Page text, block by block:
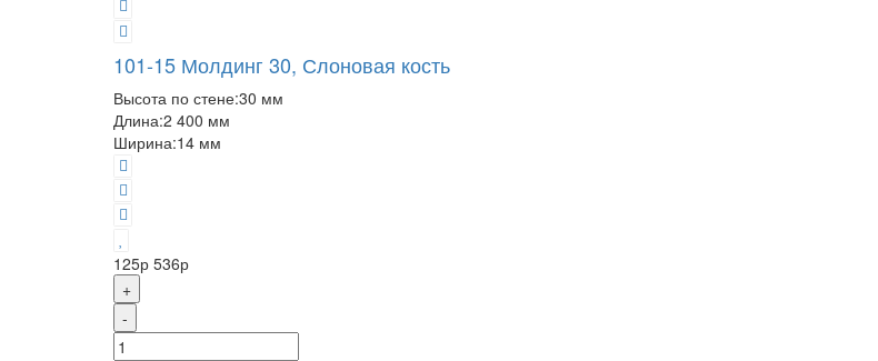
101-15 Молдинг 30, Слоновая кость
Высота по стене:30 мм
Длина:2 400 мм
Ширина:14 мм
125р 536р
+
-